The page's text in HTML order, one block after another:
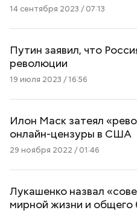
14 сентября 2023 / 07:13
Путин заявил, что
революции
19 июля 2023 / 16:56
Илон Маск затеял
онлайн-цензуры в США
29 ноября 2022 / 01:46
Лукашенко назвал
мирной жизни и общего